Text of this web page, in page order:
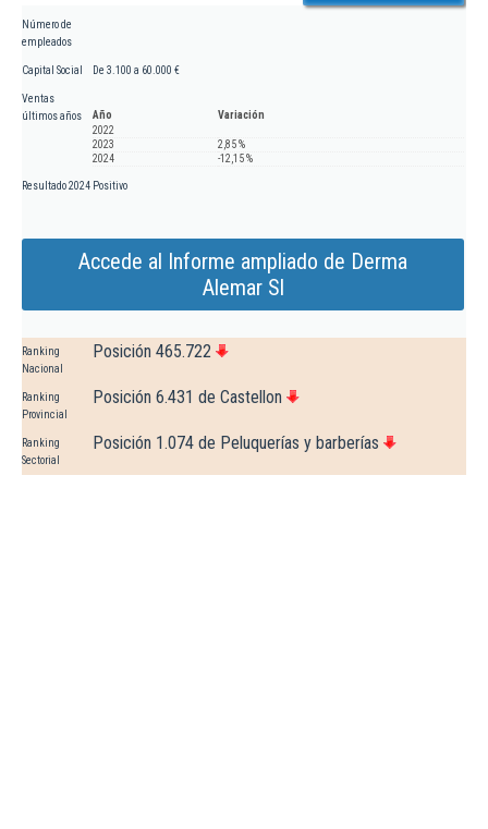
Número de
empleados
Capital Social De 3.100 a 60.000 €
Ventas
últimos años
Año
Variación
2022
2023
2,85 %
2024
-12,15 %
Resultado 2024 Positivo
Accede al Informe ampliado de Derma
Alemar Sl
Ranking
Nacional
Posición 465.722
Ranking
Provincial
Posición 6.431 de Castellon
Ranking
Sectorial
Posición 1.074 de Peluquerías y barberías